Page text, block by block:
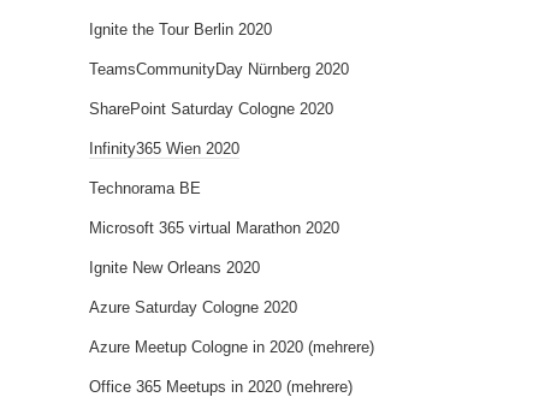
Ignite the Tour Berlin 2020
TeamsCommunityDay Nürnberg 2020
SharePoint Saturday Cologne 2020
Infinity365 Wien 2020
Technorama BE
Microsoft 365 virtual Marathon 2020
Ignite New Orleans 2020
Azure Saturday Cologne 2020
Azure Meetup Cologne in 2020 (mehrere)
Office 365 Meetups in 2020 (mehrere)